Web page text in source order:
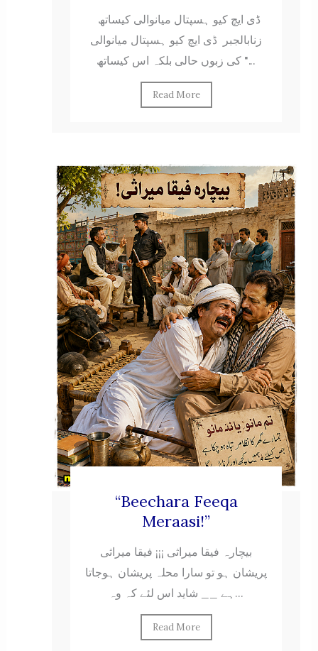
زنابالجبر ڈی ایچ کیو ہسپتال میانوالی
کی زبوں حالی بلکہ اس کیساتھ "...
Read More
“Beechara Feeqa
Meraasi!”
بیچارہ فیقا میراثی ¡¡¡ فیقا میراثی
پریشان ہو تو سارا محلہ پریشان ہوجاتا
ہے __ شاید اس لئے کہ وہ...
Read More